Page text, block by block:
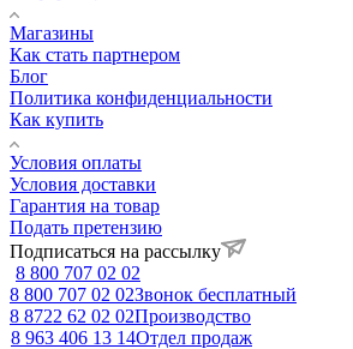
Магазины
Как стать партнером
Блог
Политика конфиденциальности
Как купить
Условия оплаты
Условия доставки
Гарантия на товар
Подать претензию
Подписаться на рассылку
8 800 707 02 02
8 800 707 02 02Звонок бесплатный
8 8722 62 02 02Производство
8 963 406 13 14Отдел продаж